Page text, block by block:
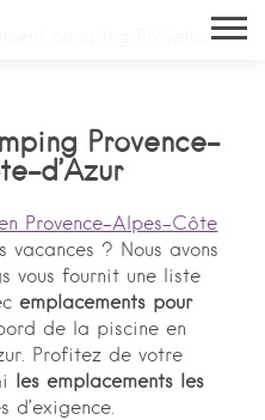
camping Provence-
Provence-
d’Azur
en Provence-Alpes-Côte
vacances ? Nous avons
vous fournit une liste
emplacements pour
de la piscine en
Profitez de votre
les emplacements les
d’exigence.